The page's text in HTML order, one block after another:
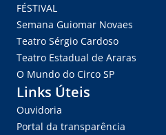
FÉSTIVAL
Semana Guiomar Novaes
Teatro Sérgio Cardoso
Teatro Estadual de Araras
O Mundo do Circo SP
Links Úteis
Ouvidoria
Portal da transparência